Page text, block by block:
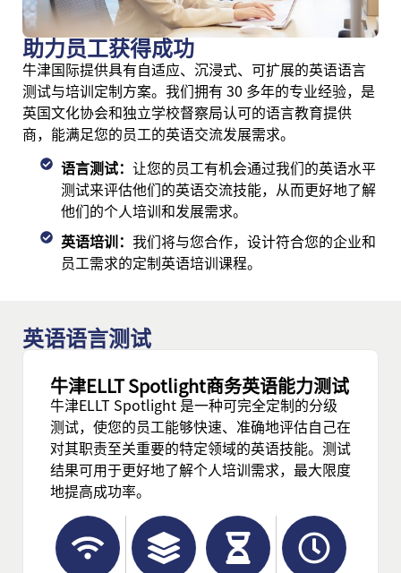
助力员工获得成功
牛津国际提供具有自适应、沉浸式、可扩展的英语语言
测试与培训定制方案。我们拥有 30 多年的专业经验，是
英国文化协会和独立学校督察局认可的语言教育提供
商，能满足您的员工的英语交流发展需求。
语言测试： 让您的员工有机会通过我们的英语水平
测试来评估他们的英语交流技能，从而更好地了解
他们的个人培训和发展需求。
英语培训： 我们将与您合作，设计符合您的企业和
员工需求的定制英语培训课程。
英语语言测试
牛津ELLT Spotlight商务英语能力测试
牛津ELLT Spotlight 是一种可完全定制的分级
测试，使您的员工能够快速、准确地评估自己在
对其职责至关重要的特定领域的英语技能。测试
结果可用于更好地了解个人培训需求，最大限度
地提高成功率。